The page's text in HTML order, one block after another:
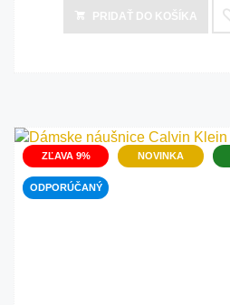
PRIDAŤDO KOŠÍKA
ZĽAVA 9% NOVINKA
ODPORÚČANÝ